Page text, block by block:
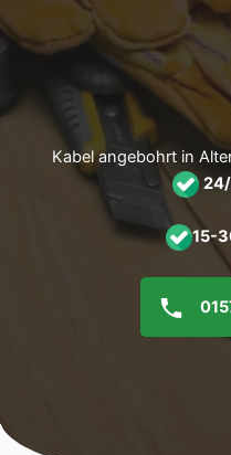
Inhalt
Kabel angebohrt in
15-